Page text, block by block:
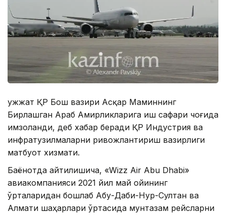
Ҳужжат ҚР Бош вазири Асқар Маминнинг
Бирлашган Араб Амирликларига иш сафари чоғида
имзоланди, деб хабар беради ҚР Индустрия ва
инфратузилмаларни ривожлантириш вазирлиги
матбуот хизмати.
Баёнотда айтилишича, «Wizz Air Abu Dhabi»
авиакомпанияси 2021 йил май ойининг
ўрталаридан бошлаб Абу-Даби-Нур-Султан ва
Алмати шаҳарлари ўртасида мунтазам рейсларни